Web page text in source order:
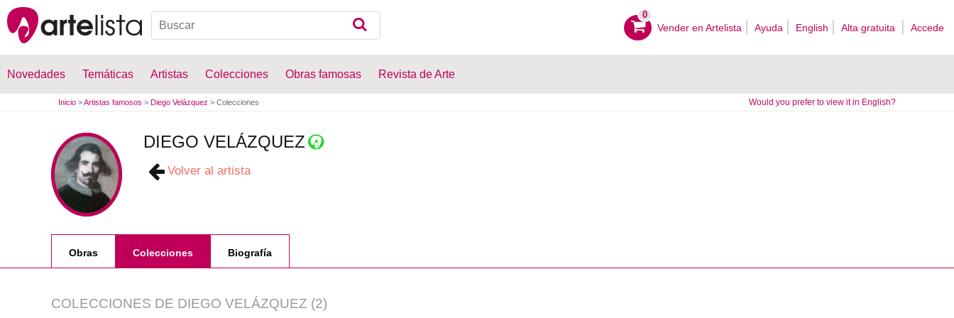
0
Vender en Artelista Ayuda English Alta gratuita Accede
Novedades Temáticas Artistas Colecciones Obras famosas Revista de Arte
Inicio >Artistas famosos > Diego Velázquez > Colecciones Would you prefer to view it in English?
DIEGO VELÁZQUEZ
Volver al artista
Obras Colecciones Biografía
COLECCIONES DE DIEGO VELÁZQUEZ (2)